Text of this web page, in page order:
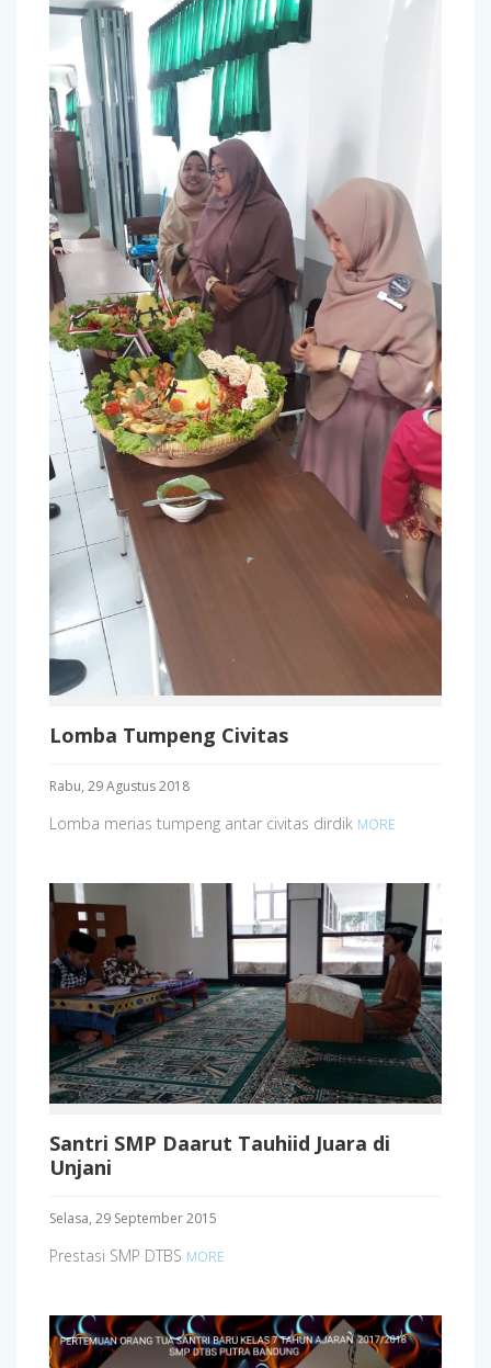
Lomba Tumpeng Civitas
Rabu, 29 Agustus 2018
Lomba merias tumpeng antar civitas dirdik MORE
Santri SMP Daarut Tauhiid Juara di
Unjani
Selasa, 29 September 2015
Prestasi SMP DTBS MORE